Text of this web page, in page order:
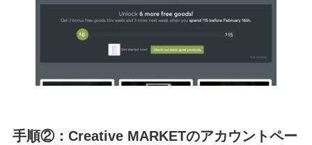
手順②：Creative MARKETのアカウントペー